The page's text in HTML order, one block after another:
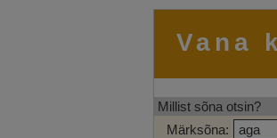
Vana
Millist sõna otsin?
Märksõna: